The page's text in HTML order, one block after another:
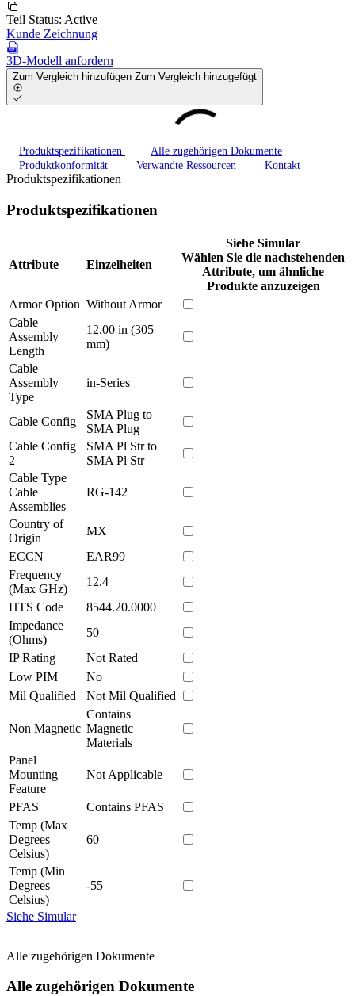
Teil Status: Active
Kunde Zeichnung
3D-Modell anfordern
Zum Vergleich hinzufügen Zum Vergleich hinzugefügt
Produktspezifikationen
Alle zugehörigen Dokumente
Produktkonformität
Verwandte Ressourcen Kontakt
Produktspezifikationen
Produktspezifikationen
Attribute Einzelheiten
Siehe Simular
Wählen Sie die nachstehenden
Attribute, um ähnliche
Produkte anzuzeigen
Armor Option Without Armor
Cable
Assembly
Length
12.00 in (305
mm)
Cable
Assembly
Type
in-Series
Cable Config
SMA Plug to
SMA Plug
Cable Config
2
SMA Pl Str to
SMA Pl Str
Cable Type
Cable
Assemblies
RG-142
Country of
Origin
MX
ECCN
EAR99
Frequency
(Max GHz)
12.4
HTS Code
8544.20.0000
Impedance
(Ohms)
50
IP Rating
Not Rated
Low PIM
No
Mil Qualified
Not Mil Qualified
Non Magnetic
Contains
Magnetic
Materials
Panel
Mounting
Feature
Not Applicable
PFAS
Contains PFAS
Temp (Max
Degrees
Celsius)
60
Temp (Min
Degrees
Celsius)
-55
Siehe Simular
Alle zugehörigen Dokumente
Alle zugehörigen Dokumente